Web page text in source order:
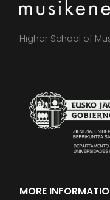
Higher School of
MORE